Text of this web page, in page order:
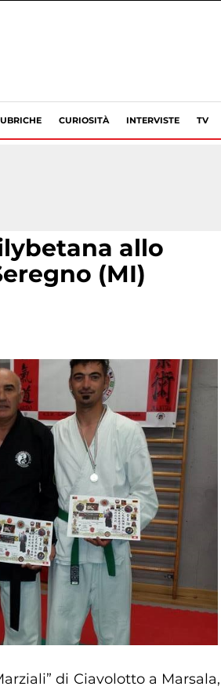
CURIOSITÀ INTERVISTE TV
allo
(MI)
di Ciavolotto a Marsala,